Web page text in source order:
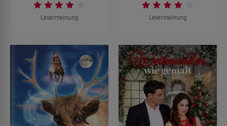
Lesermeinung Lesermeinung